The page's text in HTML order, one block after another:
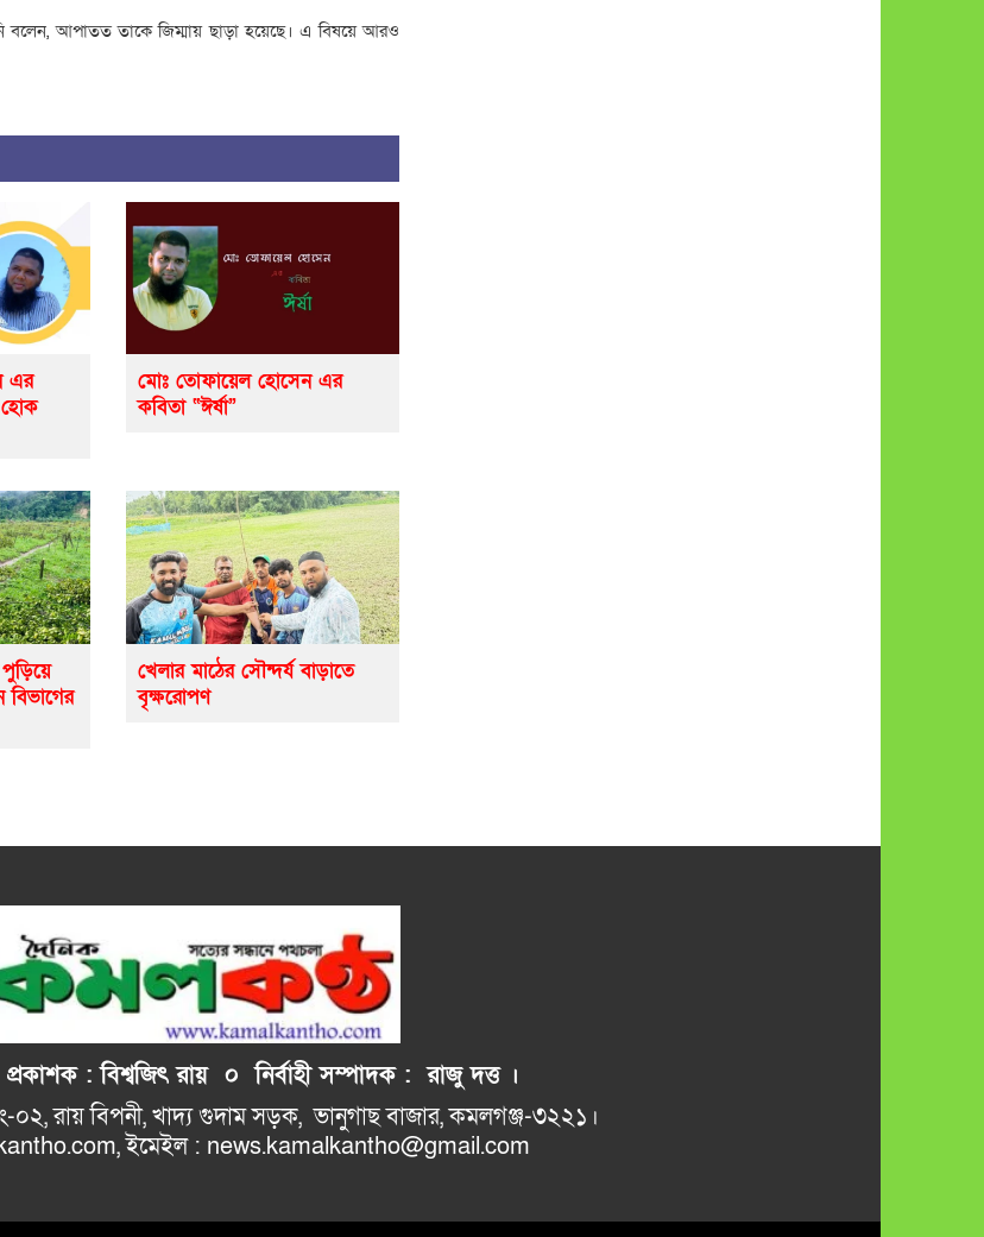
বলেন, আপাতত তাকে জিম্মায় ছাড়া হয়েছে। এ বিষয়ে আরও
এর
মোঃ তোফায়েল হোসেন এর
কবিতা “ঈর্ষা”
খেলার মাঠের সৌন্দর্য বাড়াতে
বৃক্ষরোপণ
: বিশ্বজিৎ রায় ০ নির্বাহীসম্পাদক : রাজু দত্ত ।
০২, রায় বিপনী, খাদ্য গুদাম সড়ক, ভানুগাছ বাজার, কমলগঞ্জ-৩২২১।
ইমেইল : news.kamalkantho@gmail.com